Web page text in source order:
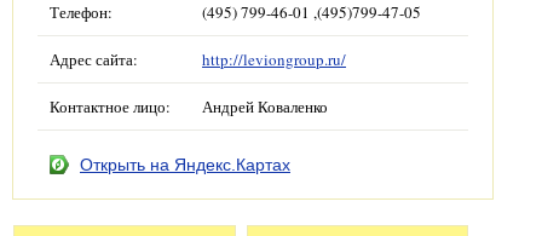
Телефон: (495) 799-46-01 ,(495)799-47-05
Адрес сайта: http://leviongroup.ru/
Контактное лицо: Андрей Коваленко
Открыть на Яндекс.Картах